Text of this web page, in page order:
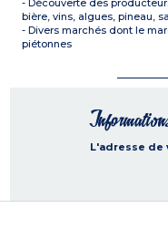
- Découverte des
bière, vins, algues, pineau,
- Divers marchés dont le
piétonnes
L'adresse de